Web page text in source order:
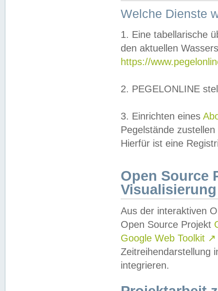
Welche Dienste
1. Eine tabellarische
den aktuellen
https://
2. PEGELONLINE
3. Einrichten eines
Pegelstände
Hierfür ist eine
Open Source
Visualisierung
Aus der interaktiven
Open Source Projekt
Google Web Toolkit ↗
Zeitreihendarstellung
integrieren.